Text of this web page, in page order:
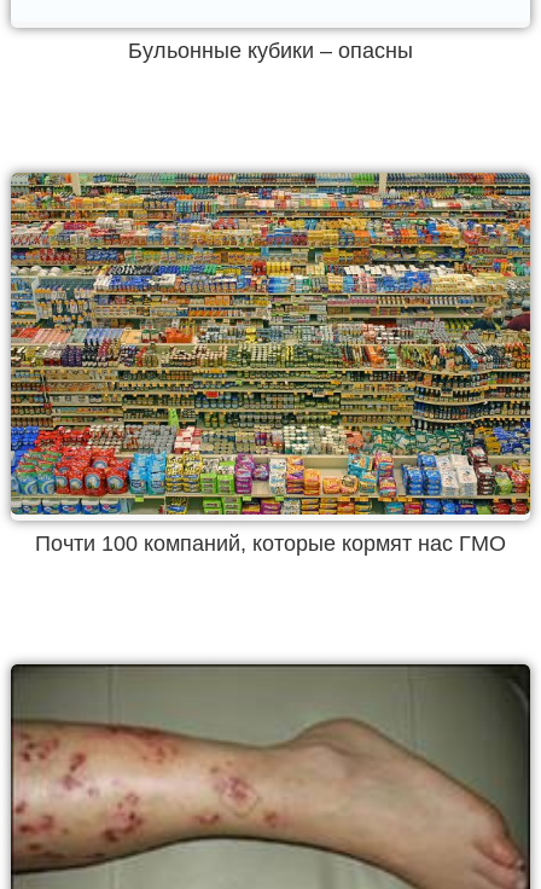
Бульонные кубики – опасны
Почти 100 компаний, которые кормят нас ГМО